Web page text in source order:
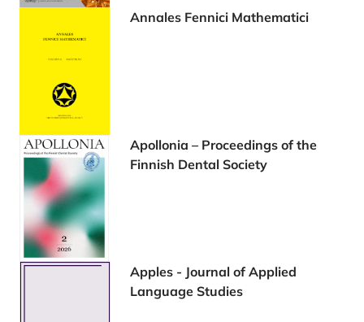
Annales Fennici Mathematici
Apollonia – Proceedings of the
Finnish Dental Society
Apples - Journal of Applied
Language Studies